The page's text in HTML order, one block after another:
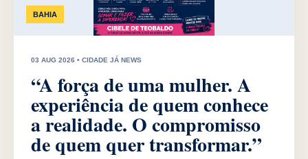
BAHIA
03 AUG 2026 • CIDADE JÁ NEWS
“A força de uma mulher. A
experiência de quem conhece
a realidade. O compromisso
de quem quer transformar.”